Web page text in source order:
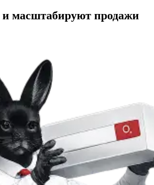
и масштабируют продажи